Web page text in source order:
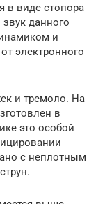
в виде стопора
данного
и
электронного
и тремоло. На
в
это особой
с неплотным